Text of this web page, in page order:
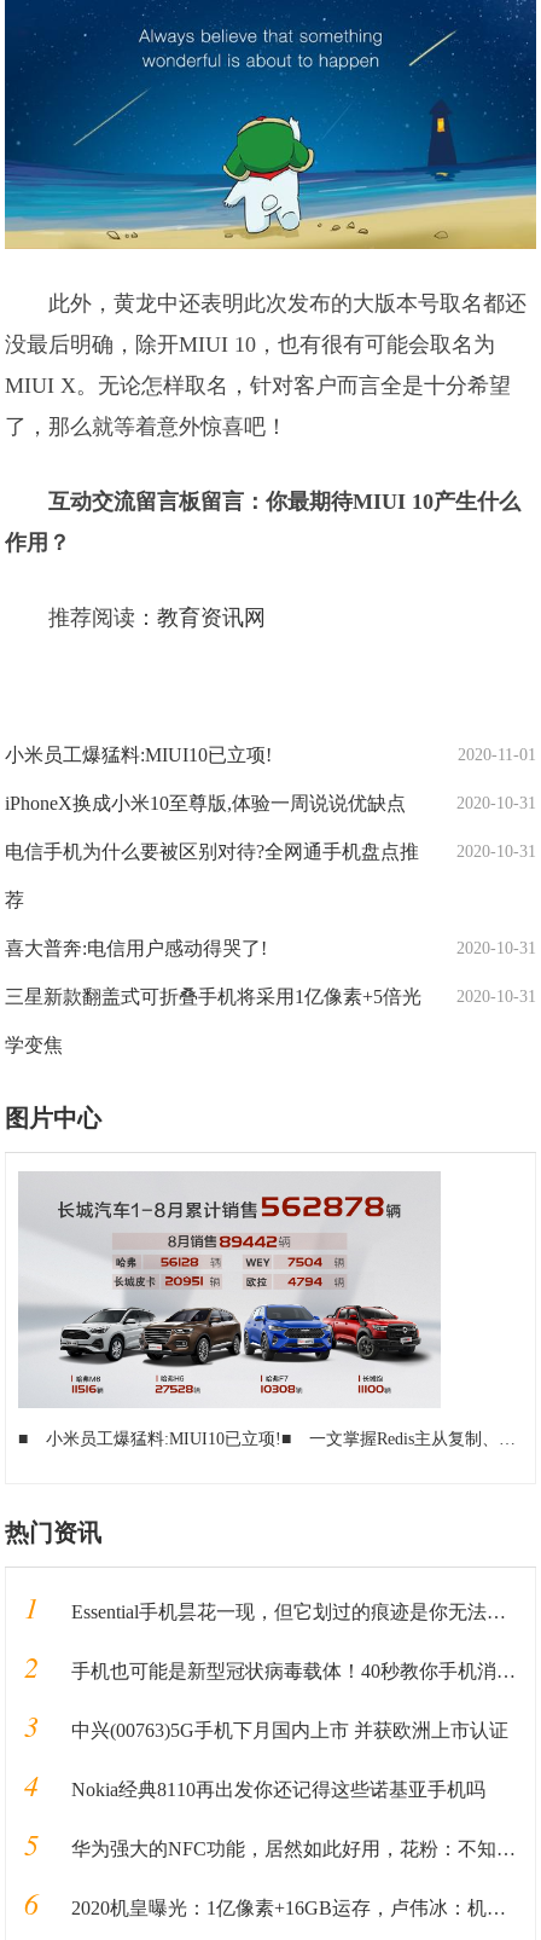
此外，黄龙中还表明此次发布的大版本号取名都还
没最后明确，除开MIUI 10，也有很有可能会取名为
MIUI X。无论怎样取名，针对客户而言全是十分希望
了，那么就等着意外惊喜吧！
互动交流留言板留言：你最期待MIUI 10产生什么
作用？
推荐阅读：教育资讯网
2020-11-01
小米员工爆猛料:MIUI10已立项!
2020-10-31
iPhoneX换成小米10至尊版,体验一周说说优缺点
2020-10-31
电信手机为什么要被区别对待?全网通手机盘点推
荐
2020-10-31
喜大普奔:电信用户感动得哭了!
2020-10-31
三星新款翻盖式可折叠手机将采用1亿像素+5倍光
学变焦
图片中心
■ 小米员工爆猛料:MIUI10已立项!■ 一文掌握Redis主从复制、哨兵、Cluster三种集群模式
热门资讯
1 Essential手机昙花一现，但它划过的痕迹是你无法追寻的
2 手机也可能是新型冠状病毒载体！40秒教你手机消毒方法
3 中兴(00763)5G手机下月国内上市 并获欧洲上市认证
4 Nokia经典8110再出发你还记得这些诺基亚手机吗
5 华为强大的NFC功能，居然如此好用，花粉：不知道血亏
6 2020机皇曝光：1亿像素+16GB运存，卢伟冰：机皇方向也错了